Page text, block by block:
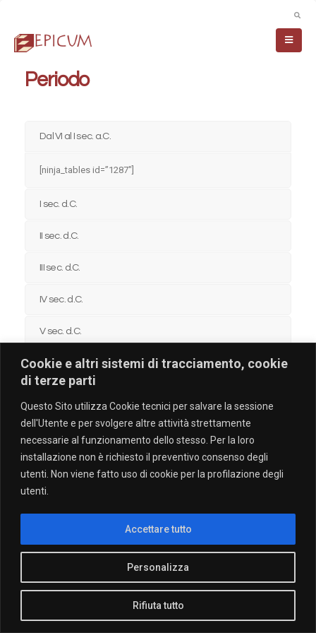
Cookie e altri sistemi di tracciamento, cookie
di terze parti
Questo Sito utilizza Cookie tecnici per salvare la sessione
dell'Utente e per svolgere altre attività strettamente
necessarie al funzionamento dello stesso. Per la loro
installazione non è richiesto il preventivo consenso degli
utenti. Non viene fatto uso di cookie per la profilazione degli
utenti.
Personalizza
Rifiuta tutto
Accettare tutto
Periodo
Dal VI al I sec. a.C.
[ninja_tables id=”1287″]
I sec. d.C.
II sec. d.C.
III sec. d.C.
IV sec. d.C.
V sec. d.C.
VI sec. d.C.
Dal XVII al XIX sec. d.C.